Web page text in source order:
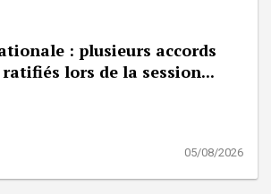
: plusieurs accords
lors de la session...
05/08/2026